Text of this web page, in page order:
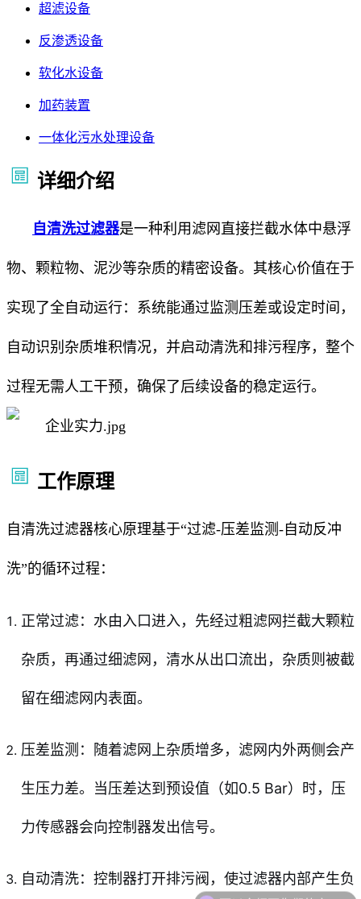
超滤设备
反渗透设备
软化水设备
加药装置
一体化污水处理设备
详细介绍
自清洗过滤器是一种利用滤网直接拦截水体中悬浮
物、颗粒物、泥沙等杂质的精密设备。其核心价值在于
实现了全自动运行：系统能通过监测压差或设定时间，
自动识别杂质堆积情况，并启动清洗和排污程序，整个
过程无需人工干预，确保了后续设备的稳定运行。
工作原理
自清洗过滤器核心原理基于“过滤-压差监测-自动反冲
洗”的循环过程：
正常过滤：水由入口进入，先经过粗滤网拦截大颗粒
杂质，再通过细滤网，清水从出口流出，杂质则被截
留在细滤网内表面。
压差监测：随着滤网上杂质增多，滤网内外两侧会产
生压力差。当压差达到预设值（如0.5 Bar）时，压
力传感器会向控制器发出信号。
自动清洗：控制器打开排污阀，使过滤器内部产生负
可以介绍下你们的产品么